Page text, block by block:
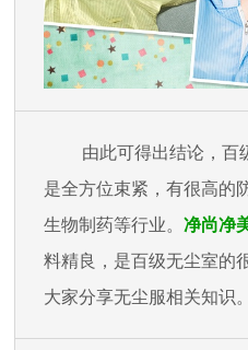
由此可得出结论，百
是全方位束紧，有很高的
生物制药等行业。 净尚净
料精良，是百级无尘室的
大家分享无尘服相关知识。